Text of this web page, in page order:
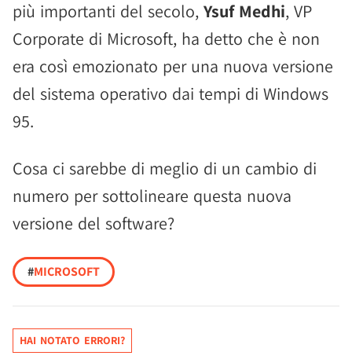
più importanti del secolo, Ysuf Medhi, VP
Corporate di Microsoft, ha detto che è non
era così emozionato per una nuova versione
del sistema operativo dai tempi di Windows
95.
Cosa ci sarebbe di meglio di un cambio di
numero per sottolineare questa nuova
versione del software?
#MICROSOFT
HAI NOTATO ERRORI?